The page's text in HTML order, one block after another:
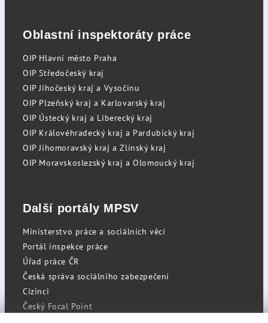
Oblastní inspektoráty práce
OIP Hlavní město Praha
OIP Středočeský kraj
OIP Jihočeský kraj a Vysočinu
OIP Plzeňský kraj a Karlovarský kraj
OIP Ústecký kraj a Liberecký kraj
OIP Královéhradecký kraj a Pardubický kraj
OIP Jihomoravský kraj a Zlínský kraj
OIP Moravskoslezský kraj a Olomoucký kraj
Další portály MPSV
Ministerstvo práce a sociálních věcí
Portál inspekce práce
Úřad práce ČR
Česká správa sociálního zabezpečení
Cizinci
Český Focal Point